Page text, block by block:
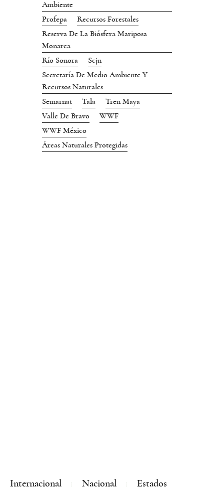
Ambiente
Profepa
Recursos Forestales
Reserva De La Biósfera Mariposa
Monarca
Río Sonora
Scjn
Secretaría De Medio Ambiente Y
Recursos Naturales
Semarnat
Tala
Tren Maya
Valle De Bravo
WWF
WWF México
Áreas Naturales Protegidas
Internacional Nacional Estados